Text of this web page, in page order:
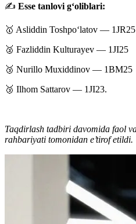
✍️ Esse tanlovi g‘oliblari:
🥇 Asliddin Toshpo‘latov — 1JR25
🥈 Fazliddin Kulturayev — 1JI25
🥉 Nurillo Muxiddinov — 1BM25
🥉 Ilhom Sattarov — 1JI23.
Taqdirlash tadbiri davomida faol
rahbariyati tomonidan e’tirof etildi.